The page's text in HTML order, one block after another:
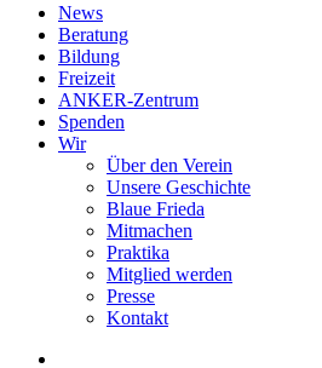
News
Beratung
Bildung
Freizeit
ANKER-Zentrum
Spenden
Wir
Über den Verein
Unsere Geschichte
Blaue Frieda
Mitmachen
Praktika
Mitglied werden
Presse
Kontakt